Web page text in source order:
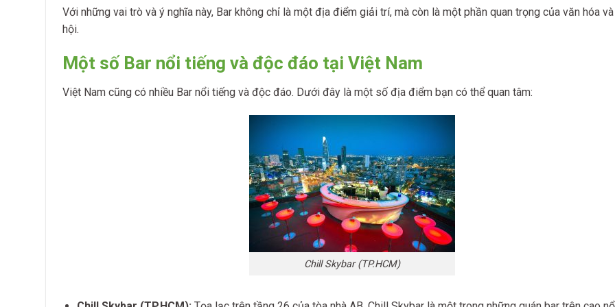
Với những vai trò và ý nghĩa này, Bar không chỉ là một địa điểm giải trí, mà còn là một phần quan trọng của văn hóa
hội.
Một số Bar nổi tiếng và độc đáo tại Việt Nam
Việt Nam cũng có nhiều Bar nổi tiếng và độc đáo. Dưới đây là một số địa điểm bạn có thể quan tâm:
Chill Skybar (TP.HCM)